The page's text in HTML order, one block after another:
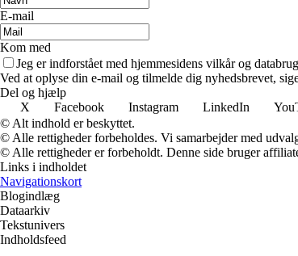
E-mail
Kom med
Jeg er indforstået med hjemmesidens vilkår og
Ved at oplyse din e-mail og tilmelde dig nyhedsbrevet,
Del og hjælp
X
Facebook Instagram LinkedIn
© Alt indhold er beskyttet.
© Alle rettigheder forbeholdes. Vi samarbejder med
© Alle rettigheder er forbeholdt. Denne side bruger
Links i indholdet
Navigationskort
Blogindlæg
Dataarkiv
Tekstunivers
Indholdsfeed